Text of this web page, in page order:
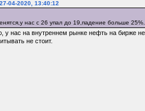
04-2020, 13:40:12
нас с 26 упал до 19,падение больше
у нас на внутреннем рынке нефть на бирже
не стоит.